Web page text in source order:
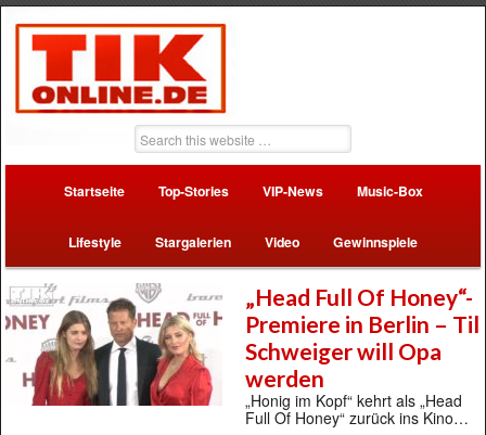
Startseite Top-Stories VIP-News Music-Box
Lifestyle Stargalerien Video Gewinnspiele
„Head Full Of Honey“-
Premiere in Berlin – Til
Schweiger will Opa
werden
„Honig im Kopf“ kehrt als „Head
Full Of Honey“ zurück ins Kino…